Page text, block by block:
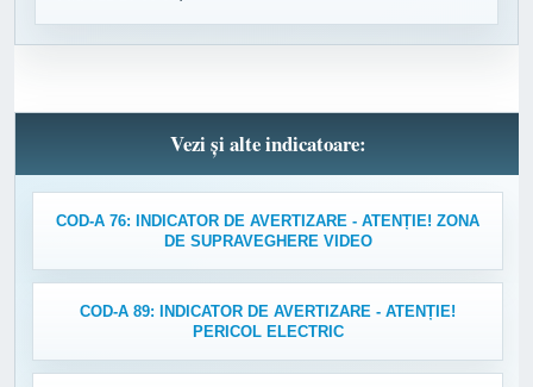
Vezi și alte indicatoare:
COD-A 76: INDICATOR DE AVERTIZARE - ATENȚIE! ZONA
DE SUPRAVEGHERE VIDEO
COD-A 89: INDICATOR DE AVERTIZARE - ATENȚIE!
PERICOL ELECTRIC